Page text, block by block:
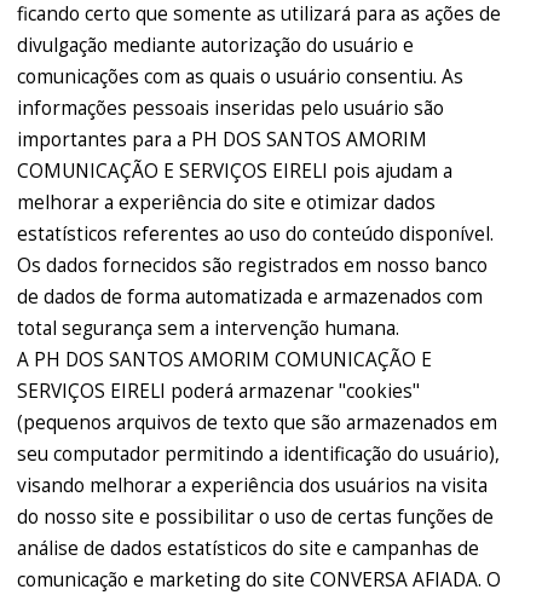
ficando certo que somente as utilizará para as ações de
divulgação mediante autorização do usuário e
comunicações com as quais o usuário consentiu. As
informações pessoais inseridas pelo usuário são
importantes para a PH DOS SANTOS AMORIM
COMUNICAÇÃO E SERVIÇOS EIRELI pois ajudam a
melhorar a experiência do site e otimizar dados
estatísticos referentes ao uso do conteúdo disponível.
Os dados fornecidos são registrados em nosso banco
de dados de forma automatizada e armazenados com
total segurança sem a intervenção humana.
A PH DOS SANTOS AMORIM COMUNICAÇÃO E
SERVIÇOS EIRELI poderá armazenar "cookies"
(pequenos arquivos de texto que são armazenados em
seu computador permitindo a identificação do usuário),
visando melhorar a experiência dos usuários na visita
do nosso site e possibilitar o uso de certas funções de
análise de dados estatísticos do site e campanhas de
comunicação e marketing do site CONVERSA AFIADA. O